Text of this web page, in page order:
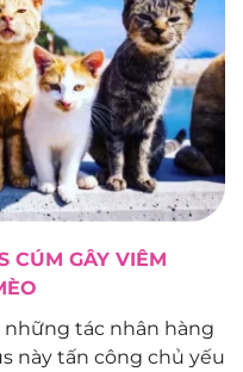
CÚM GÂY VIÊM
những tác nhân hàng
này tấn công chủ yếu